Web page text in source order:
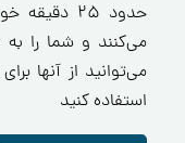
حدود ۲۵
می‌کنند و شما را
می‌توانید از آنها
استفاده کنید